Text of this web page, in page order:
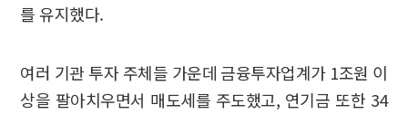
를 유지했다.
여러 기관 투자 주체들 가운데 금융투자업계가 1조원 이
상을 팔아치우면서 매도세를 주도했고, 연기금 또한 34